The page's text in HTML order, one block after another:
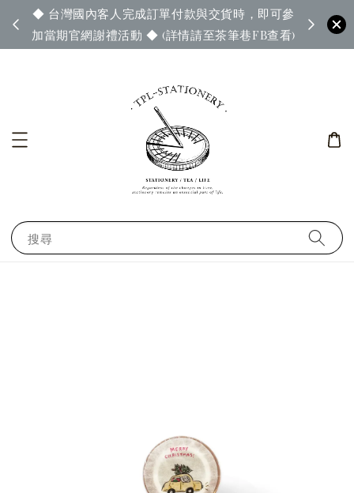
◆ 台灣國內客人完成訂單付款與交貨時，即可參
加當期官網謝禮活動 ◆ (詳情請至茶筆巷FB查看)
◆ 官
搜尋